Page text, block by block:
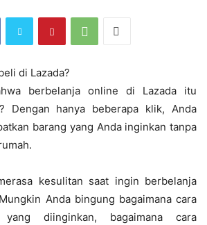
berbelanja online di Lazada itu
Dengan hanya beberapa klik, Anda
barang yang Anda inginkan tanpa
kesulitan saat ingin berbelanja
Anda bingung bagaimana cara
diinginkan, bagaimana cara